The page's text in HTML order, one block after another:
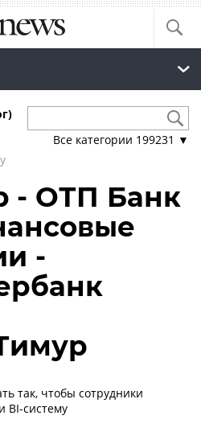
Все категории 199231 ▼
- ОТП Банк
-
так, чтобы сотрудники
BI-систему